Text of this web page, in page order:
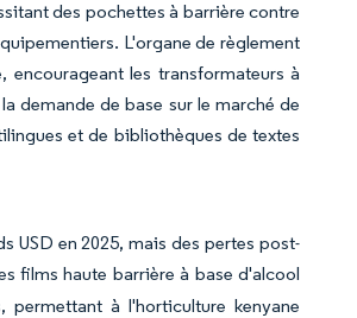
des pochettes à barrière contre
L'organe de règlement
les transformateurs à
demande de base sur le marché de
et de bibliothèques de textes
USD en 2025, mais des pertes post-
films haute barrière à base d'alcool
à l'horticulture kenyane